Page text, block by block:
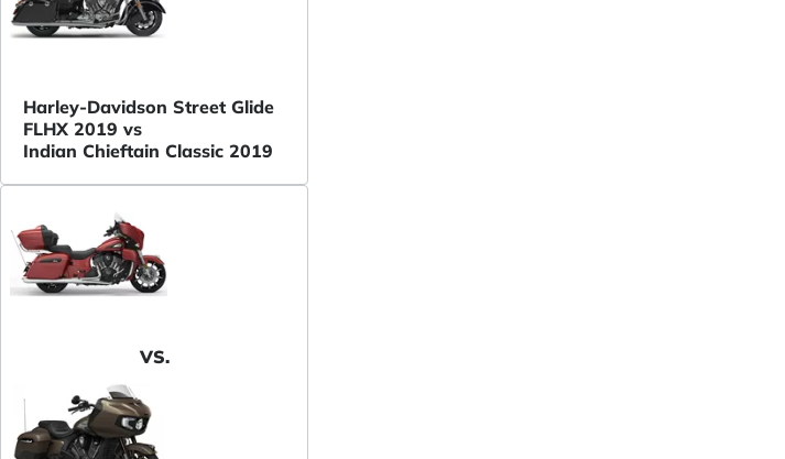
Harley-Davidson Street Glide
FLHX 2019 vs
Indian Chieftain Classic 2019
VS.